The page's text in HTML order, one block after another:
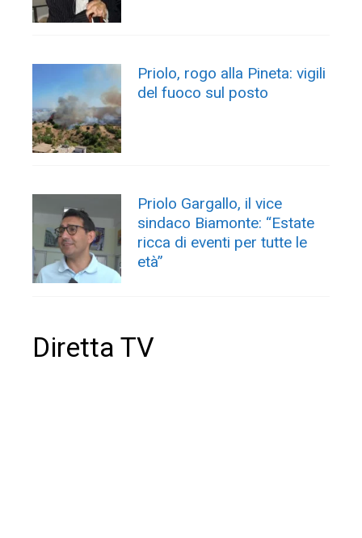
Priolo, rogo alla Pineta: vigili
del fuoco sul posto
Priolo Gargallo, il vice
sindaco Biamonte: “Estate
ricca di eventi per tutte le
età”
Diretta TV